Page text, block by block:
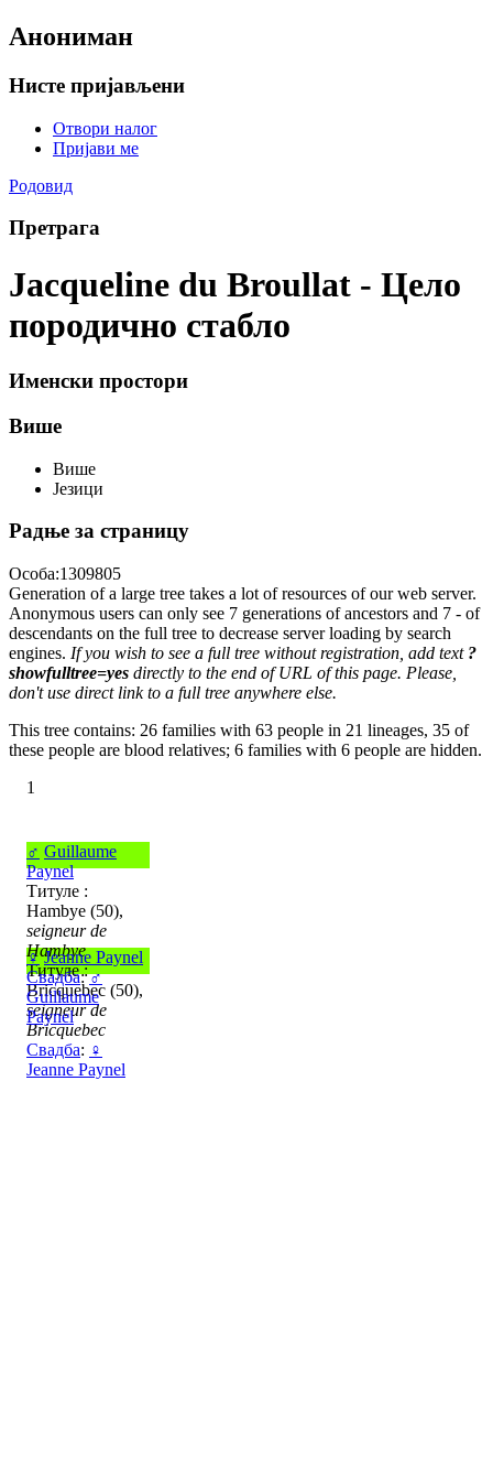
Анониман
Нисте пријављени
Отвори налог
Пријави ме
Родовид
Претрага
Jacqueline du Broullat - Цело
породично стабло
Именски простори
Више
Више
Језици
Радње за страницу
Особа:1309805
Generation of a large tree takes a lot of resources of our web server.
Anonymous users can only see 7 generations of ancestors and 7 - of
descendants on the full tree to decrease server loading by search
engines. If you wish to see a full tree without registration, add text ?
showfulltree=yes directly to the end of URL of this page. Please,
don't use direct link to a full tree anywhere else.
This tree contains: 26 families with 63 people in 21 lineages, 35 of
these people are blood relatives; 6 families with 6 people are hidden.
1
♂ Guillaume
Paynel
Титуле :
Hambye (50),
seigneur de
Hambye
Титуле :
Bricquebec (50),
seigneur de
Bricquebec
Свадба: ♀
Jeanne Paynel
♀ Jeanne Paynel
Свадба:♂
Guillaume
Paynel